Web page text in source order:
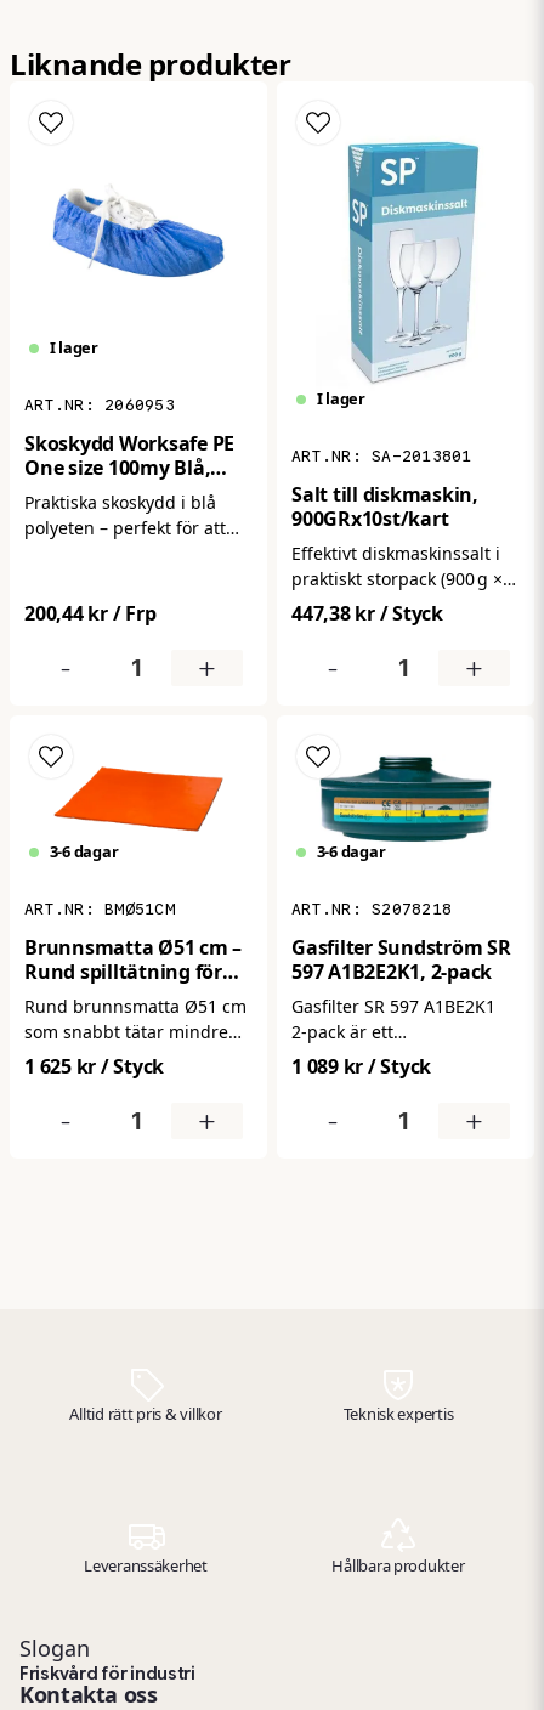
Mejladress
Ja, ni får publicera min fråga
Skicka fråga
Liknande produkter
I lager
2060953
Skoskydd Worksafe PE
One size 100my Blå,
100st/frp
Praktiska skoskydd i blå
polyeten – perfekt för att
präglade för bättre
halksäkerhet, har extra
kraftig 0,1 mm tjocklek och
levereras i förpackning om
städning, verkstad, lager
eller alla miljöer där golv
ska skyddas från smuts,
vätskor och kontaminering.
200,44 kr/ Frp
- +
I lager
SA-2013801
Salt till diskmaskin,
900GRx10st/kart
Effektivt diskmaskinssalt i
praktiskt storpack (900 g ×
10) som hjälper till att
förhindra kalkavlagringar,
förbättra diskresultatet och
förlänga maskinens
hemmabruk och
professionell maskindisk.
447,38 kr/ Styck
- +
3-6 dagar
BMØ51CM
Brunnsmatta Ø51 cm –
Rund spilltätning för
golvbrunn (Orange)
Rund brunnsmatta Ø51 cm
som snabbt tätar mindre
till medelstora golvbrunnar
vid spill. Ger bättre
täckning än små modeller
utan att bli skrymmande.
1 625 kr/ Styck
- +
3-6 dagar
S2078218
Gasfilter Sundström SR
597 A1B2E2K1, 2-pack
Gasfilter SR 597 A1BE2K1
2‑pack är ett
högpresterande gasfilter
avsett för användning med
Sundström fläktdrivna
andningsskydd (t.ex.
utrusta flera maskar eller
1 089 kr/ Styck
- +
Alltid rätt pris & villkor Teknisk expertis
Leveranssäkerhet Hållbara produkter
Slogan
Friskvård för industri
Kontakta oss